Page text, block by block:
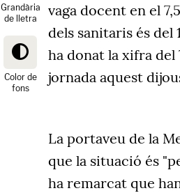
Grandària
de lletra
Color de
fons
vaga docent en el
dels sanitaris és del
ha donat la xifra del
jornada aquest
La portaveu de la
que la situació és
ha remarcat que